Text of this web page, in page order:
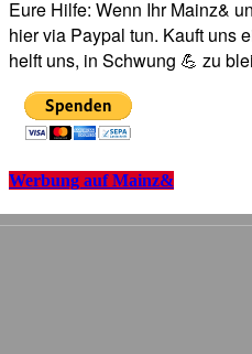
Eure Hilfe: Wenn Ihr Mainz&
hier via Paypal tun. Kauft uns
helft uns, in Schwung 💪 zu
Werbung auf Mainz&